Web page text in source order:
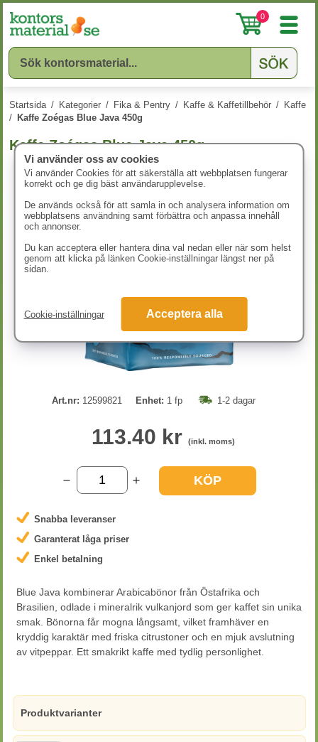
0
Startsida / Kategorier / Fika & Pentry / Kaffe & Kaffetillbehör / Kaffe
/ Kaffe Zoégas Blue Java 450g
Kaffe Zoégas Blue Java 450g
Art.nr: 12599821 Enhet: 1 fp 1-2 dagar
113.40 kr (inkl. moms)
KÖP
Snabba leveranser
Garanterat låga priser
Enkel betalning
Blue Java kombinerar Arabicabönor från Östafrika och
Brasilien, odlade i mineralrik vulkanjord som ger kaffet sin unika
smak. Bönorna får mogna långsamt, vilket framhäver en
kryddig karaktär med friska citrustoner och en mjuk avslutning
av vitpeppar. Ett smakrikt kaffe med tydlig personlighet.
Produktvarianter
Vi använder oss av cookies
Vi använder Cookies för att säkerställa att webbplatsen fungerar
korrekt och ge dig bäst användarupplevelse.
De används också för att samla in och analysera information om
webbplatsens användning samt förbättra och anpassa innehåll
och annonser.
Du kan acceptera eller hantera dina val nedan eller när som helst
genom att klicka på länken Cookie-inställningar längst ner på
sidan.
Cookie-inställningar Acceptera alla